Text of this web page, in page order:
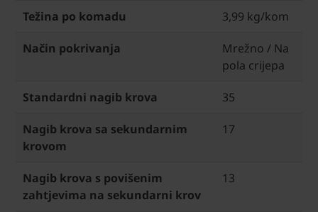
Težina po komadu 3,99 kg/kom
Način pokrivanja
Mrežno / Na
pola crijepa
Standardni nagib krova 35
Nagib krova sa sekundarnim
krovom
17
Nagib krova s povišenim
zahtjevima na sekundarni krov
13